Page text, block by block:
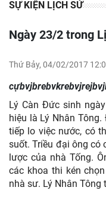
SỰ KIỆN LỊCH SỬ
Ngày 23/2 trong
Thứ Bảy, 04/02/2017
Lý Càn Đức sinh
hiệu là Lý Nhân Tông.
tiếp lo việc nước, có
suốt. Triều đại ông có
lược của nhà Tống.
các khoa thi kén
nhà sư. Lý Nhân Tông